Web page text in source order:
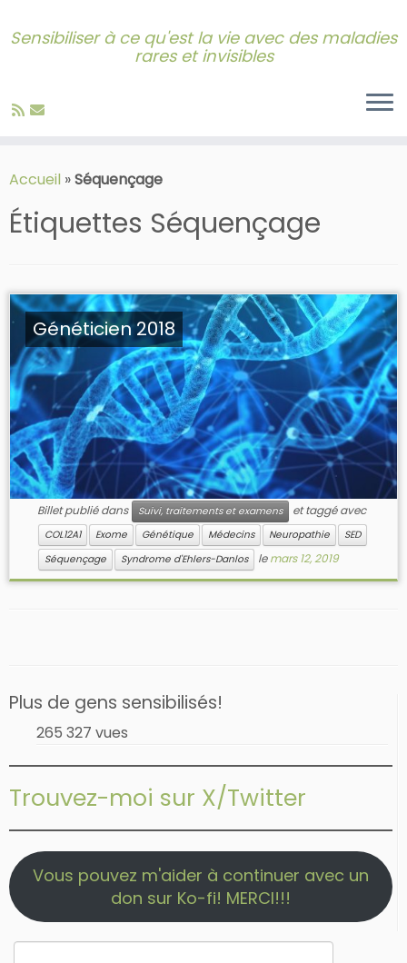
to
Sensibiliser à ce qu'est la vie avec des maladies
rares et invisibles
Accueil »Séquençage
Étiquettes Séquençage
Généticien 2018
Billet publié dans Suivi, traitements et examens et taggé avec
COL12A1 Exome Génétique Médecins Neuropathie
SED
Séquençage
Syndrome d'Ehlers-Danlos lemars 12, 2019
Plus de gens sensibilisés!
265 327 vues
Trouvez-moi sur X/Twitter
Vous pouvez m'aider à continuer avec un
don sur Ko-fi! MERCI!!!